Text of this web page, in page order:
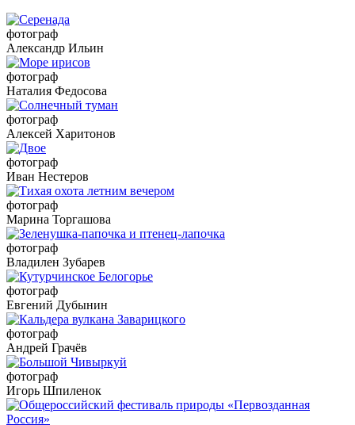
фотограф
Александр Ильин
фотограф
Наталия Федосова
фотограф
Алексей Харитонов
фотограф
Иван Нестеров
фотограф
Марина Торгашова
фотограф
Владилен Зубарев
фотограф
Евгений Дубынин
фотограф
Андрей Грачёв
фотограф
Игорь Шпиленок